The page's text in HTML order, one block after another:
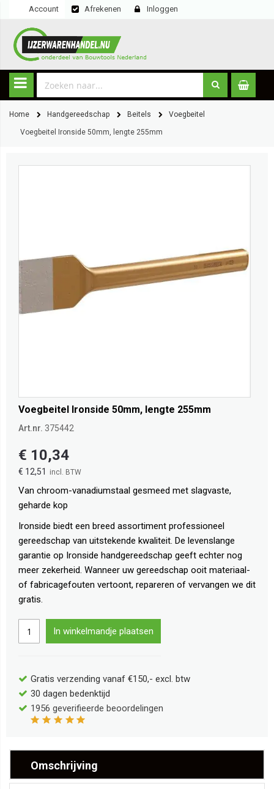
Account Afrekenen Inloggen
Home Handgereedschap Beitels Voegbeitel
Voegbeitel Ironside 50mm, lengte 255mm
Voegbeitel Ironside 50mm, lengte 255mm
Art.nr. 375442
€ 12,51
€ 10,34
Van chroom-vanadiumstaal gesmeed met slagvaste,
geharde kop
Ironside biedt een breed assortiment professioneel
gereedschap van uitstekende kwaliteit. De levenslange
garantie op Ironside handgereedschap geeft echter nog
meer zekerheid. Wanneer uw gereedschap ooit materiaal-
of fabricagefouten vertoont, repareren of vervangen we dit
gratis.
In winkelmandje plaatsen
Gratis verzending vanaf €150,- excl. btw
30 dagen bedenktijd
1956 geverifieerde beoordelingen
Omschrijving